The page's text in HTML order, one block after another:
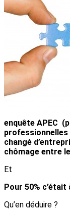
enquête APEC
professionnelles
changé
chômage entre
Et
Pour 50%
Qu’en déduire ?